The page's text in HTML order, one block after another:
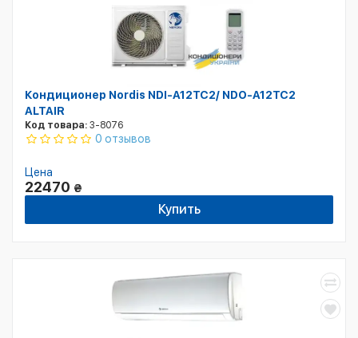
Кондиционер Nordis NDI-A12TC2/ NDO-A12TC2
ALTAIR
Код товара: 3-8076
0 отзывов
Цена
22470 ₴
Купить